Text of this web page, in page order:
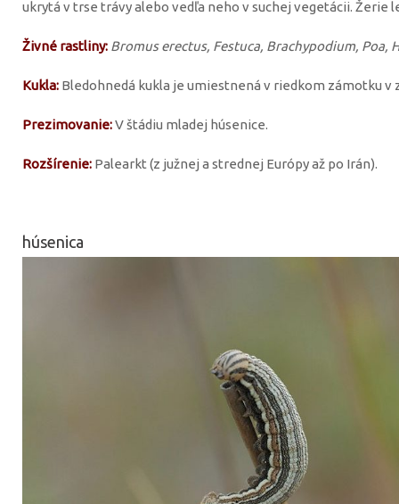
ukrytá v trse trávy alebo vedľa neho v suchej vegetácii. Žerie
Živné rastliny: Bromus erectus, Festuca, Brachypodium, Poa,
Kukla: Bledohnedá kukla je umiestnená v riedkom zámotku
Prezimovanie:V štádiu mladej húsenice.
Rozšírenie: Palearkt (z južnej a strednej Európy až po Irán).
húsenica